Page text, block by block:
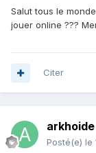
Salut tous le
jouer online ???
Citer
arkhoide
Posté(e) le